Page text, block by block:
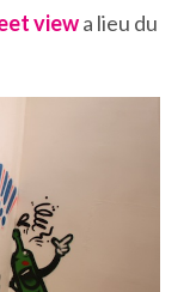
viewa lieu du